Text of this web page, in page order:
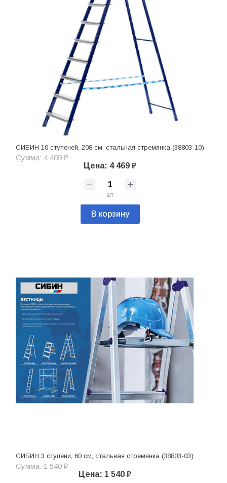
СИБИН 10 ступеней, 208 см, стальная стремянка (38803-10)
Сумма: 4 469 ₽
Цена: 4 469 ₽
шт
В корзину
СИБИН 3 ступени, 60 см, стальная стремянка (38803-03)
Сумма: 1 540 ₽
Цена: 1 540 ₽